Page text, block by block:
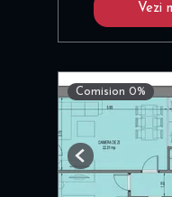
Vezi
Comision 0%
Previous